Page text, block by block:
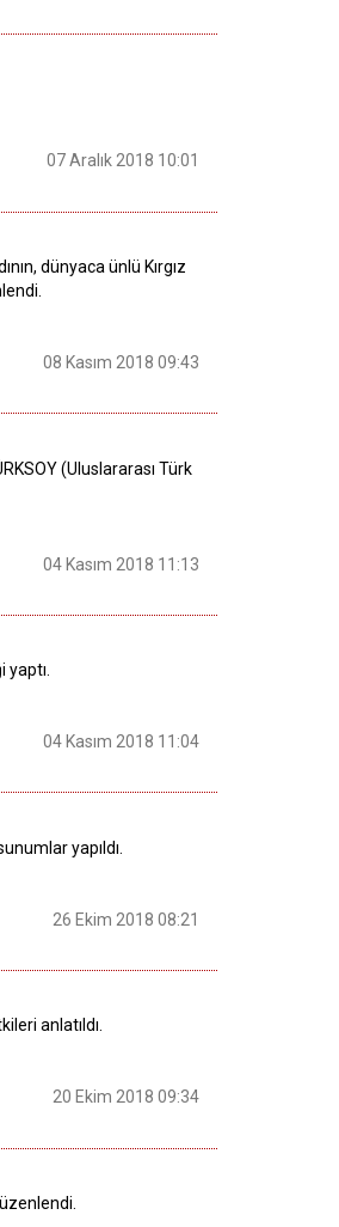
07 Aralık 2018 10:01
dünyaca ünlü Kırgız
08 Kasım 2018 09:43
(Uluslararası Türk
04 Kasım 2018 11:13
04 Kasım 2018 11:04
yapıldı.
26 Ekim 2018 08:21
anlatıldı.
20 Ekim 2018 09:34